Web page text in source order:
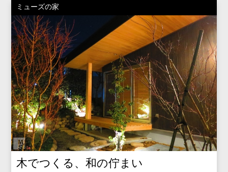
ミューズの家
木でつくる、和の佇まい